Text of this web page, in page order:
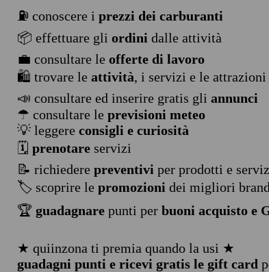
⛽ conoscere i prezzi dei carburanti
📦 effettuare gli ordini dalle attività
💼 consultare le offerte di lavoro
🛍️ trovare le attività, i servizi e le
📣 consultare ed inserire gratis gli annunci
☂ consultare le previsioni meteo
💡 leggere consigli e curiosità
🗓️ prenotareservizi
📝 richiedere preventivi per prodotti e
🏷️ scoprire le promozioni dei migliori brand
🏆 guadagnarepunti per buoni acquisto e
★ quiinzona ti premia quando la usi ★
guadagni punti e ricevi gratis le gift card